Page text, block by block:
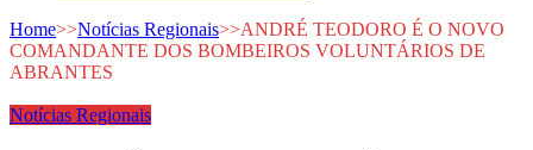
Home>>Notícias Regionais>>ANDRÉ TEODORO É O NOVO
COMANDANTE DOS BOMBEIROS VOLUNTÁRIOS DE
ABRANTES
Notícias Regionais